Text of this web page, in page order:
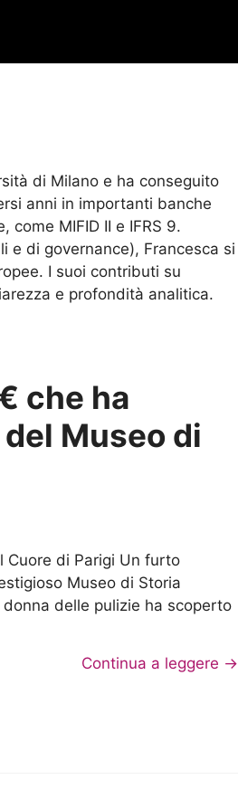
di Milano e ha conseguito
anni in importanti banche
MIFID II e IFRS 9.
e di governance), Francesca si
I suoi contributi su
e profondità analitica.
che ha
Museo di
Cuore di Parigi Un furto
Museo di Storia
delle pulizie ha scoperto
Continua a leggere →